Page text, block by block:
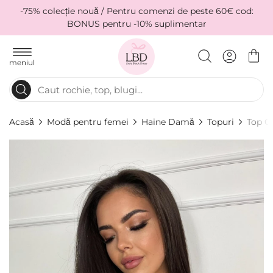
-75% colecție nouă / Pentru comenzi de peste 60€ cod:
BONUS pentru -10% suplimentar
meniul
Acasă Modă pentru femei Haine Damă Topuri Top
of
images